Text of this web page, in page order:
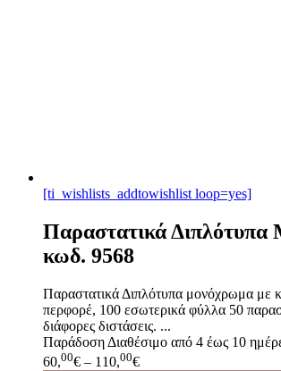
[ti_wishlists_addtowishlist loop=yes]
Παραστατικά
κωδ. 9568
Παραστατικά Διπλότυπα μονόχρωμα με
περφορέ, 100 εσωτερικά φύλλα 50
διάφορες διστάσεις. ...
Παράδοση Διαθέσιμο από 4 έως 10
60,00€ – 110,00€